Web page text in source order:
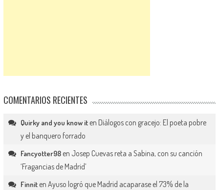
COMENTARIOS RECIENTES
Quirky and you know iten Diálogos con gracejo: El poeta pobre
y el banquero forrado
Fancyotter98en Josep Cuevas reta a Sabina, con su canción
‘Fragancias de Madrid’
Finniten Ayuso logró que Madrid acaparase el 73% de la